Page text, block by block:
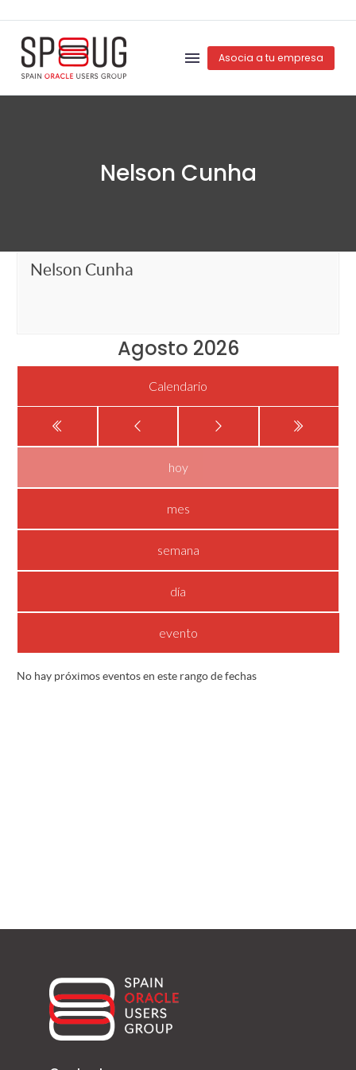
Asocia a tu empresa
Nelson Cunha
Nelson Cunha
Agosto 2026
Calendario
hoy
mes
semana
día
evento
No hay próximos eventos en este rango de fechas